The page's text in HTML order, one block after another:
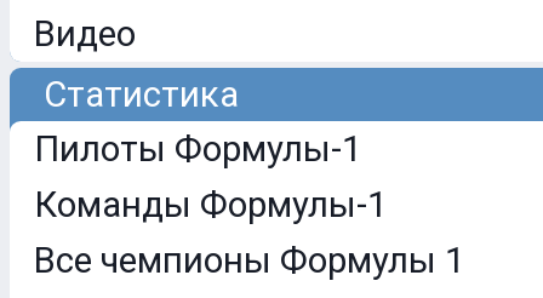
Видео
Статистика
Пилоты Формулы-1
Команды Формулы-1
Все чемпионы Формулы 1